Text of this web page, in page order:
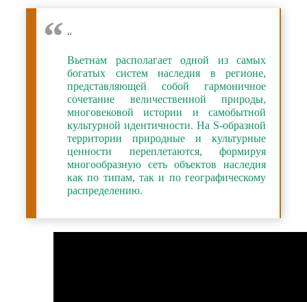
“
Вьетнам располагает одной из самых
богатых систем наследия в регионе,
представляющей собой гармоничное
сочетание величественной природы,
многовековой истории и самобытной
культурной идентичности. На S-образной
территории природные и культурные
ценности переплетаются, формируя
многообразную сеть объектов наследия
как по типам, так и по географическому
распределению.